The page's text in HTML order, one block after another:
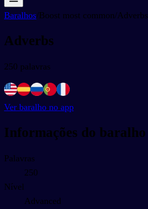
Baralhos/Boost most common/Adverbs
Adverbs
250 palavras
Ver baralho no app
Informações do baralho
Palavras
250
Nível
Advanced